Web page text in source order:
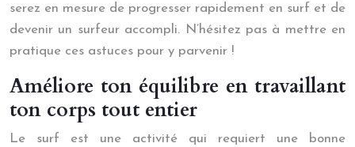
serez en mesure de progresser rapidement en surf et de
devenir un surfeur accompli. N’hésitez pas à mettre en
pratique ces astuces pour y parvenir !
Améliore ton équilibre en travaillant
ton corps tout entier
Le surf est une activité qui requiert une bonne